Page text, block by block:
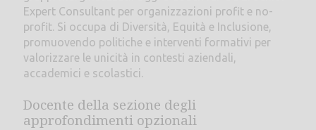
Expert Consultant per organizzazioni profit e no-
profit. Si occupa di Diversità, Equità e Inclusione,
promuovendo politiche e interventi formativi per
valorizzare le unicità in contesti aziendali,
accademici e scolastici.
Docente della sezione degli
approfondimenti opzionali